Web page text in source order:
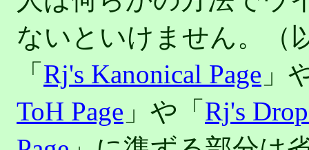
ないといけません。（
「 Rj's Kanonical Page 」
ToH Page 」や「 Rj's